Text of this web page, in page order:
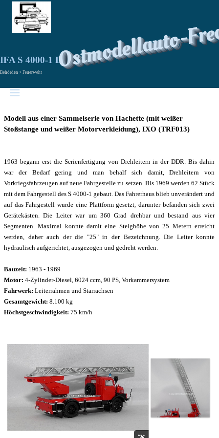
Ostmodellauto-
IFA S 4000-1 DL 25
Behörden > Feuerwehr
Modell aus einer Sammelserie von Hachette (mit weißer
Stoßstange und weißer Motorverkleidung), IXO (TRF013)
1963 begann erst die Serienfertigung von Drehleitern in der DDR. Bis dahin
war der Bedarf gering und man behalf sich damit, Drehleitern von
Vorkriegsfahrzeugen auf neue Fahrgestelle zu setzen. Bis 1969 werden 62 Stück
mit dem Fahrgestell des S 4000-1 gebaut. Das Fahrerhaus blieb unverändert und
auf das Fahrgestell wurde eine Plattform gesetzt, darunter befanden sich zwei
Gerätekästen. Die Leiter war um 360 Grad drehbar und bestand aus vier
Segmenten. Maximal konnte damit eine Steighöhe von 25 Metern erreicht
werden, daher auch der die "25" in der Bezeichnung. Die Leiter konnte
hydraulisch aufgerichtet, ausgezogen und gedreht werden.
Bauzeit: 1963 - 1969
Motor: 4-Zylinder-Diesel, 6024 ccm, 90 PS, Vorkammersystem
Fahrwerk: Leiterrahmen und Starrachsen
Gesamtgewicht: 8.100 kg
Höchstgeschwindigkeit: 75 km/h